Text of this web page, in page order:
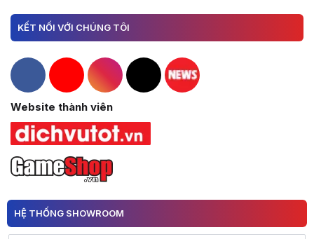
KẾT NỐI VỚI CHÚNG TÔI
Hacom Facebook
Hacom YouTube
Hacom Instagram
Hacom TikTok
Website thành viên
HỆ THỐNG SHOWROOM